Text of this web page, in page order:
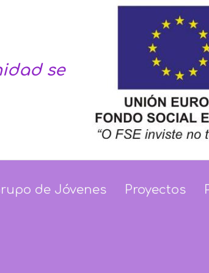
se
de Jóvenes Proyectos